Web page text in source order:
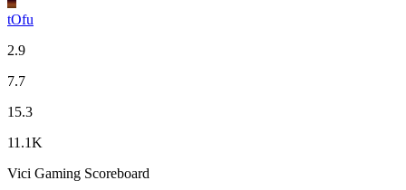
tOfu
2.9
7.7
15.3
11.1K
Vici Gaming Scoreboard